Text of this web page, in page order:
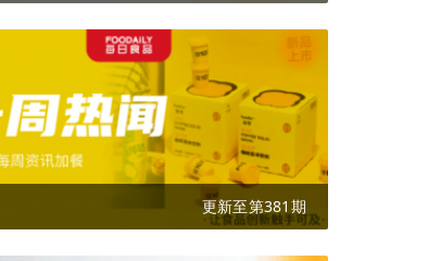
更新至第381期